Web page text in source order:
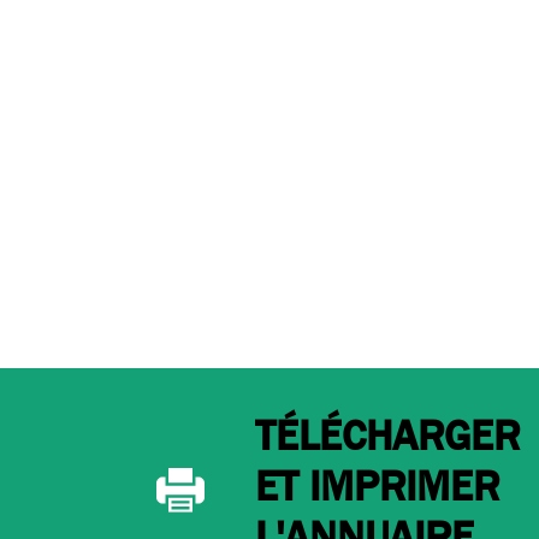
TÉLÉCHARGER
ET IMPRIMER